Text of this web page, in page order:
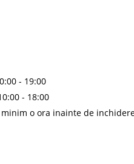
- 19:00
- 18:00
o ora inainte de